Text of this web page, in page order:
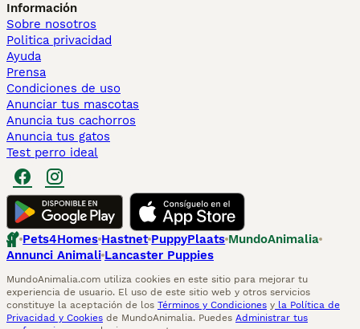
Información
Sobre nosotros
Politica privacidad
Ayuda
Prensa
Condiciones de uso
Anunciar tus mascotas
Anuncia tus cachorros
Anuncia tus gatos
Test perro ideal
Pets4Homes Hastnet PuppyPlaats MundoAnimalia
Annunci Animali Lancaster Puppies
MundoAnimalia.com utiliza cookies en este sitio para mejorar tu
experiencia de usuario. El uso de este sitio web y otros servicios
constituye la aceptación de los Términos y Condiciones y la Política de
Privacidad y Cookies de MundoAnimalia. Puedes Administrar tus